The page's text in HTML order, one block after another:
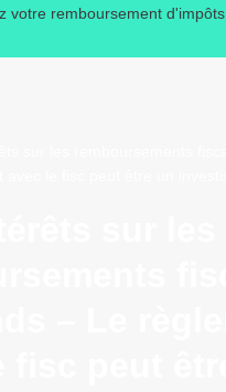
votre remboursement d'impôts.